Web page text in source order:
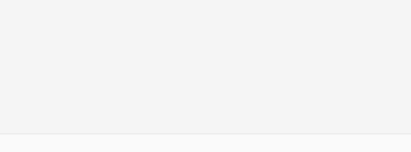
‧建議依序回答同一頁的三個題目。